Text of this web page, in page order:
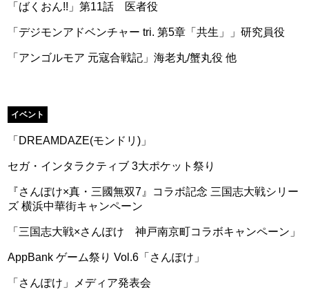
「ばくおん!!」第11話 医者役
「デジモンアドベンチャー tri. 第5章「共生」」研究員役
「アンゴルモア 元寇合戦記」海老丸/蟹丸役 他
イベント
「DREAMDAZE(モンドリ)」
セガ・インタラクティブ 3大ポケット祭り
『さんぽけ×真・三國無双7』コラボ記念 三国志大戦シリー
ズ 横浜中華街キャンペーン
「三国志大戦×さんぽけ 神戸南京町コラボキャンペーン」
AppBank ゲーム祭り Vol.6「さんぽけ」
「さんぽけ」メディア発表会